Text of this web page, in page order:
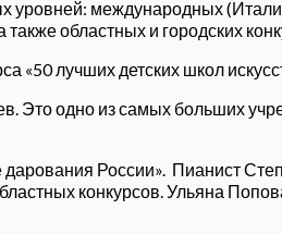
уровней: международных
областных и городских
лучших детских школ
Это одно из самых больших
России». Пианист
конкурсов. Ульяна